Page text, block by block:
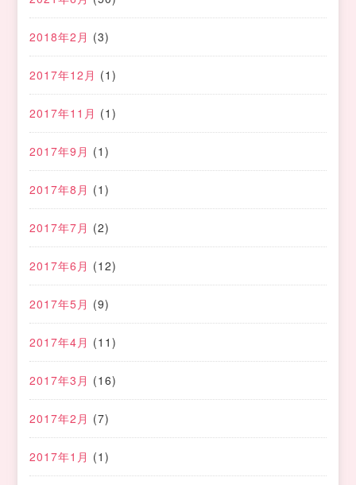
2018年2月 (3)
2017年12月 (1)
2017年11月 (1)
2017年9月 (1)
2017年8月 (1)
2017年7月 (2)
2017年6月 (12)
2017年5月 (9)
2017年4月 (11)
2017年3月 (16)
2017年2月 (7)
2017年1月 (1)